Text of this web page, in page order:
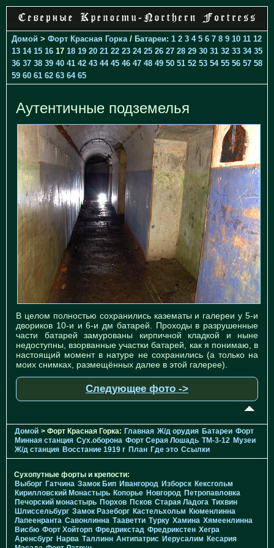
Домой > Форт Красная Горка / Батареи: 1 2 3 4 5 6 7 8 9 10 11 12
13 14 15 16 17 18 19 20 21 22 23 24 25 26 27 28 29 30 31 32 33 34 35
36 37 38 39 40 41 42 43 44 45 46 47 48 49 50 51 52 53 54 55 56 57 58
59 60 61 62 63 64 65
Аутентичные подземелья
В целом полностью сохранились казематы и галереи у 5-и
двориков 10-и и 6-и дм батарей. Проходы в разрушенные
части батарей замурованы кирпичной кладкой и ныне
недоступны, взорванные участки батарей, как я понимаю, в
настоящий момент в натуре не сохранились (а только на
моих снимках, размещённых далее в этой галерее).
Следующее фото ->
Домой > Форт Красная Горка: Главная Ж/д орудия Батареи Форт
Минная станция Cух.оборона Форт Серая Лошадь TM-3-12 Музеи
Ж/д станция Восстание 1919 г План Где это Ссылки
Сухопутные форты и крепости:
Выборг Гатчина Замок Бип Ивангород Изборск Кексгольм
Кирилловский Монастырь Копорье Новгород Петропавловка
Печорcкий монастырь Порхов Псков Старая Ладога Тихвин
Шлиссельбург Замок Разеборг Кастельхольм Кюменлинна
Лапеенранта Савонлинна Тааветти Турку Хамина Хямеенлинна
Висбю Форт Хойторп Фредрикстад Фредрикстен Хегра
Аренсбург Нарва Таллинн Антипатрис Иерусалим Кесария